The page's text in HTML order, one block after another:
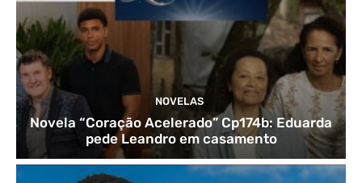
NOVELAS
Novela “Coração Acelerado” Cp174b: Eduarda
pede Leandro em casamento